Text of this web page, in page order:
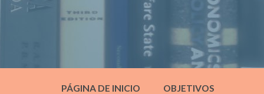
PÁGINA DE INICIO OBJETIVOS